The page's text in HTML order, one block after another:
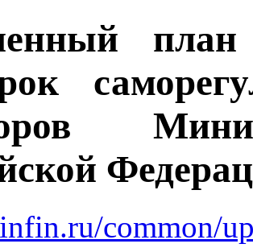
план
common/